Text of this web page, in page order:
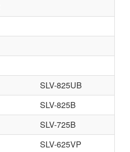
SLV-825UB
SLV-825B
SLV-725B
SLV-625VP